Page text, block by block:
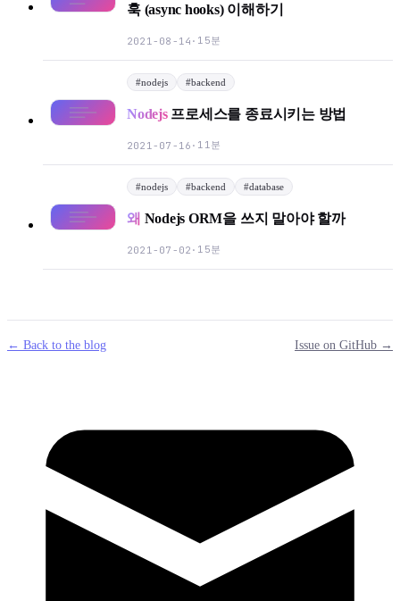
훅 (async hooks) 이해하기
2021-08-14 · 15분
#nodejs #backend
Nodejs프로세스를 종료시키는 방법
2021-07-16 · 11분
#nodejs #backend #database
왜 Nodejs ORM을 쓰지 말아야 할까
2021-07-02 · 15분
← Back to the blog Issue on GitHub →